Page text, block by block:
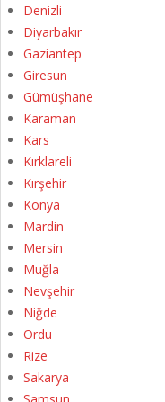
Denizli
Diyarbakır
Gaziantep
Giresun
Gümüşhane
Karaman
Kars
Kırklareli
Kırşehir
Konya
Mardin
Mersin
Muğla
Nevşehir
Niğde
Ordu
Rize
Sakarya